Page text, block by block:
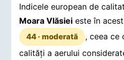
Indicele european de
Moara Vlăsiei este în
44 · moderată
, ceea ce
calități a aerului